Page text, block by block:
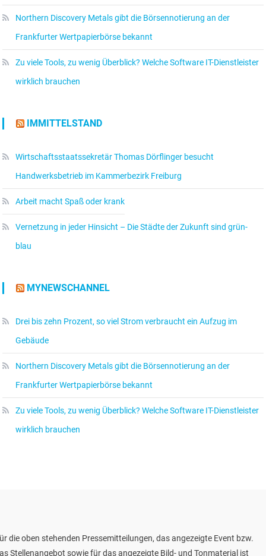
Northern Discovery Metals gibt die Börsennotierung an der
Frankfurter Wertpapierbörse bekannt
Zu viele Tools, zu wenig Überblick? Welche Software IT-Dienstleister
wirklich brauchen
IMMITTELSTAND
Wirtschaftsstaatssekretär Thomas Dörflinger besucht
Handwerksbetrieb im Kammerbezirk Freiburg
Arbeit macht Spaß oder krank
Vernetzung in jeder Hinsicht – Die Städte der Zukunft sind grün-
blau
MYNEWSCHANNEL
Drei bis zehn Prozent, so viel Strom verbraucht ein Aufzug im
Gebäude
Northern Discovery Metals gibt die Börsennotierung an der
Frankfurter Wertpapierbörse bekannt
Zu viele Tools, zu wenig Überblick? Welche Software IT-Dienstleister
wirklich brauchen
die oben stehenden Pressemitteilungen, das angezeigte Event bzw.
Stellenangebot sowie für das angezeigte Bild- und Tonmaterial ist